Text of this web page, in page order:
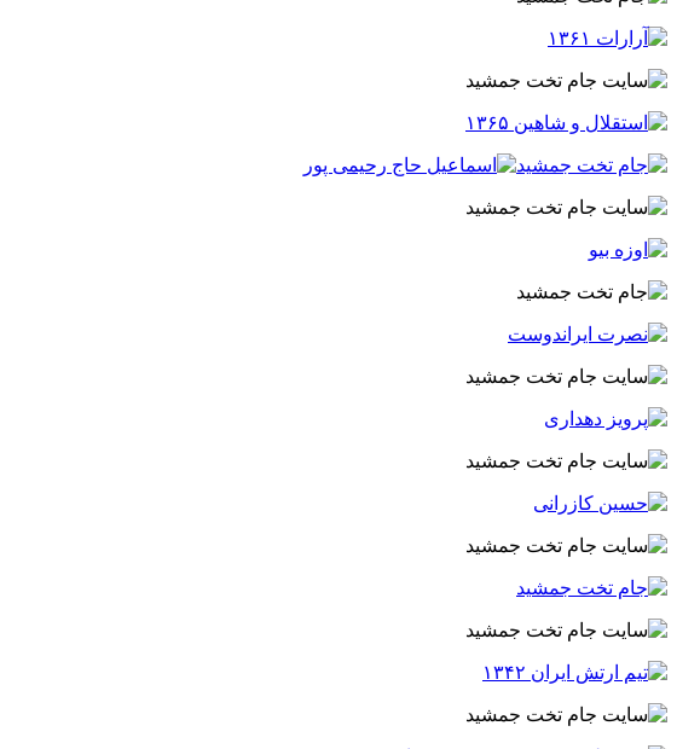
وبسایت جام تخت جمشید 3 علی جباری
سایت جام تخت جمشید